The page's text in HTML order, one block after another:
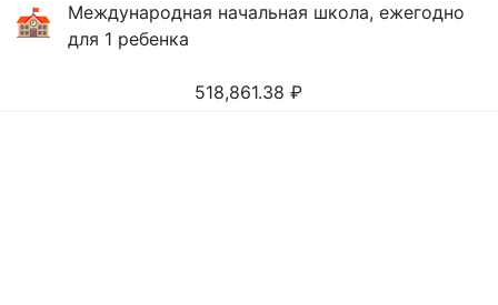
Международная начальная школа, ежегодно
для 1 ребенка
518,861.38 ₽